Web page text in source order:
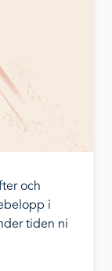
och
i
tiden ni